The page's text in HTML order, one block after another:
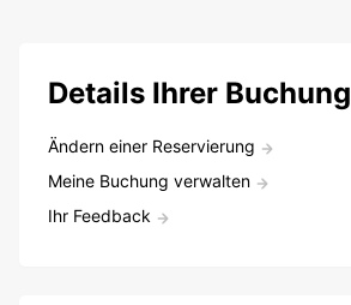
Details Ihrer Buchung
Ändern einer Reservierung
Meine Buchung verwalten
Ihr Feedback